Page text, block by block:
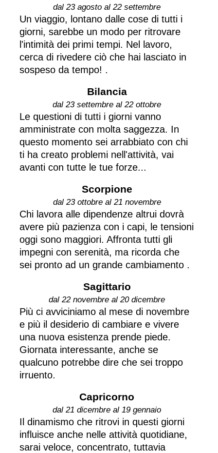
dal 23 agosto al 22 settembre
Un viaggio, lontano dalle cose di tutti i
giorni, sarebbe un modo per ritrovare
l'intimità dei primi tempi. Nel lavoro,
cerca di rivedere ciò che hai lasciato in
sospeso da tempo! .
Bilancia
dal 23 settembre al 22 ottobre
Le questioni di tutti i giorni vanno
amministrate con molta saggezza. In
questo momento sei arrabbiato con chi
ti ha creato problemi nell'attività, vai
avanti con tutte le tue forze...
Scorpione
dal 23 ottobre al 21 novembre
Chi lavora alle dipendenze altrui dovrà
avere più pazienza con i capi, le tensioni
oggi sono maggiori. Affronta tutti gli
impegni con serenità, ma ricorda che
sei pronto ad un grande cambiamento .
Sagittario
dal 22 novembre al 20 dicembre
Più ci avviciniamo al mese di novembre
e più il desiderio di cambiare e vivere
una nuova esistenza prende piede.
Giornata interessante, anche se
qualcuno potrebbe dire che sei troppo
irruento.
Capricorno
dal 21 dicembre al 19 gennaio
Il dinamismo che ritrovi in questi giorni
influisce anche nelle attività quotidiane,
sarai veloce, concentrato, tuttavia